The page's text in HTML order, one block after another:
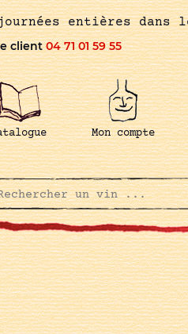
entières dans
client04 71 01 59 55
Mon compte